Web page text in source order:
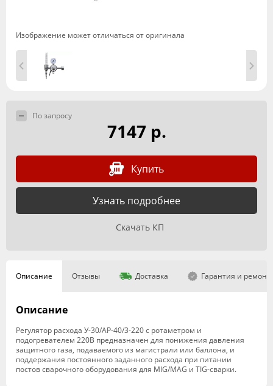
Изображение может отличаться от оригинала
По запросу
7147 р.
Купить
Узнать подробнее
Скачать КП
Описание Отзывы Доставка Гарантия и ремонт
Описание
Регулятор расхода У-30/АР-40/3-220 с ротаметром и
подогревателем 220В предназначен для понижения давления
защитного газа, подаваемого из магистрали или баллона, и
поддержания постоянного заданного расхода при питании
постов сварочного оборудования для MIG/MAG и TIG-сварки.